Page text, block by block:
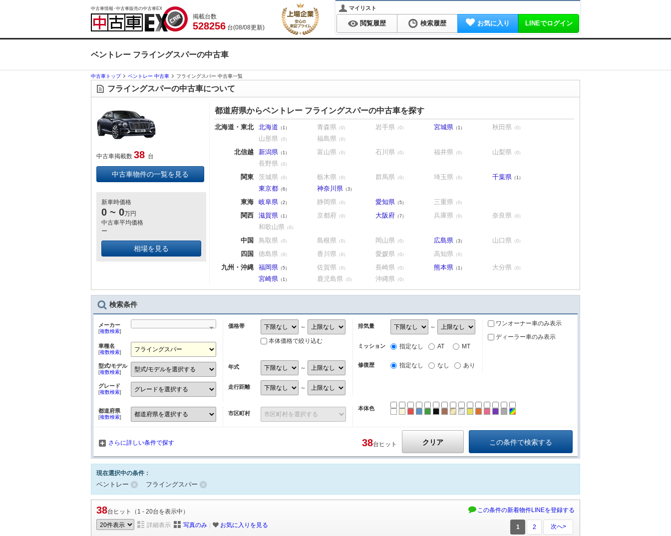
中古車情報･中古車販売の中古車EX
掲載台数
528256 台(08/08更新)
マイリスト
閲覧履歴 検索履歴 お気に入り LINEでログイン
ベントレー フライングスパーの中古車
中古車トップ ベントレー 中古車 フライングスパー 中古車一覧
フライングスパーの中古車について
中古車掲載数 38 台
中古車物件の一覧を見る
新車時価格
0 ~ 0万円
中古車平均価格
ー
相場を見る
都道府県からベントレー フライングスパーの中古車を探す
北海道・東北 北海道 （1） 青森県 （0） 岩手県 （0） 宮城県 （1） 秋田県 （0）
山形県 （0） 福島県 （0）
北信越 新潟県 （1） 富山県 （0） 石川県 （0） 福井県 （0） 山梨県 （0）
長野県 （0）
関東 茨城県 （0） 栃木県 （0） 群馬県 （0） 埼玉県 （0） 千葉県 （1）
東京都 （6） 神奈川県 （3）
東海 岐阜県 （2） 静岡県 （0） 愛知県 （5） 三重県 （0）
関西 滋賀県 （1） 京都府 （0） 大阪府 （7） 兵庫県 （0） 奈良県 （0）
和歌山県 （0）
中国 鳥取県 （0） 島根県 （0） 岡山県 （0） 広島県 （3） 山口県 （0）
四国 徳島県 （0） 香川県 （0） 愛媛県 （0） 高知県 （0）
九州・沖縄 福岡県 （5） 佐賀県 （0） 長崎県 （0） 熊本県 （1） 大分県 （0）
宮崎県 （1） 鹿児島県 （0） 沖縄県 （0）
検索条件
メーカー
[複数検索]
車種名
[複数検索]
型式/モデル
[複数検索]
グレード
[複数検索]
価格帯 ～
本体価格で絞り込む
年式 ～
走行距離 ～
排気量 ～
ミッション 指定なし AT MT
修復歴 指定なし なし あり
ワンオーナー車のみ表示
ディーラー車のみ表示
都道府県
[複数検索]
市区町村
本体色
レッドブルーグリーン
ブラック
ブラウンゴールド パープル
グレー
さらに詳しい条件で探す クリア
38台ヒット
現在選択中の条件：
ベントレー フライングスパー
38台ヒット（1 - 20台を表示中） この条件の新着物件LINEを登録する
詳細表示 写真のみ ｜ お気に入りを見る 1 2 次へ>